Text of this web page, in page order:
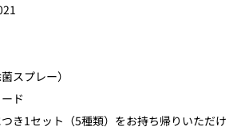
スプレー）
ド
き1セット（5種類）をお持ち帰りいただけ